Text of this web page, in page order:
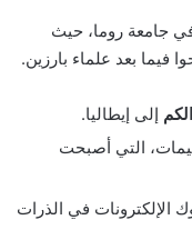
في جامعة روما، حيث
بعد علماء بارزين.
إلى إيطاليا.
التي أصبحت
في الذرات